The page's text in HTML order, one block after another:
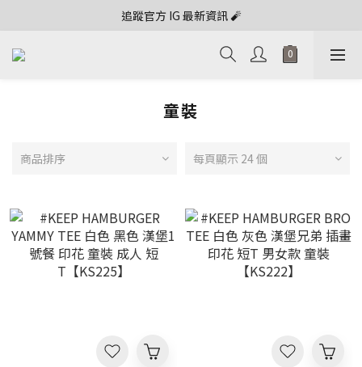
追蹤官方 IG 最新資訊 🧨
童裝
商品排序 每頁顯示 24 個